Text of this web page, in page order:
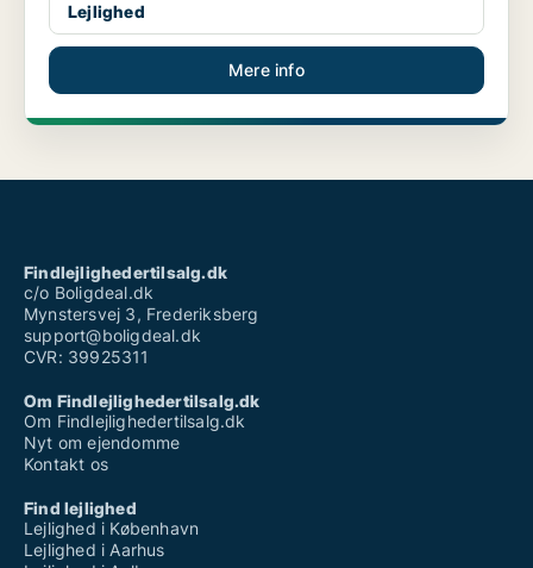
Lejlighed
Mere info
Findlejlighedertilsalg.dk
c/o Boligdeal.dk
Mynstersvej 3, Frederiksberg
support@boligdeal.dk
CVR: 39925311
Om Findlejlighedertilsalg.dk
Om Findlejlighedertilsalg.dk
Nyt om ejendomme
Kontakt os
Find lejlighed
Lejlighed i København
Lejlighed i Aarhus